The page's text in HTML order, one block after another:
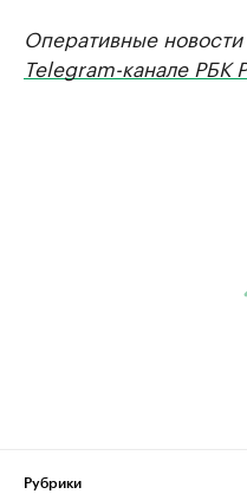
Оперативные
Telegram-канале РБК
Рубрики